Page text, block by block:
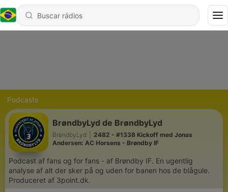
Podcasts
BrøndbyLyd de BrøndbyLyd
BrøndbyLyd
2482 - #1338 Kickoff med Jonas
Andersen: AC Horsens - Brøndby IF
Podcast af fans og for fans - af Brøndby IF. En ugentlig
analyse af alt der sker på og uden for banen hos de blågule.
Produceret af 3point.dk.